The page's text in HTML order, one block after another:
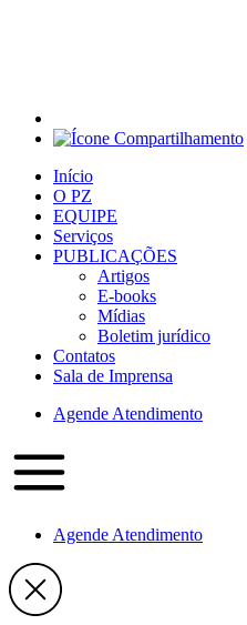
Início
O PZ
EQUIPE
Serviços
PUBLICAÇÕES
Artigos
E-books
Mídias
Boletim jurídico
Contatos
Sala de Imprensa
Agende Atendimento
Agende Atendimento